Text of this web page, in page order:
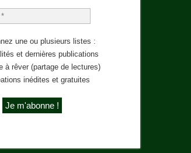
une ou plusieurs listes :
et dernières publications
à rêver (partage de lectures)
inédites et gratuites